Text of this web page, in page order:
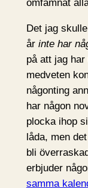
omfamnat
Det jag
år inte har
på att jag
medveten
någonting
har någon
plocka ihop
låda, men
bli
erbjuder
samma